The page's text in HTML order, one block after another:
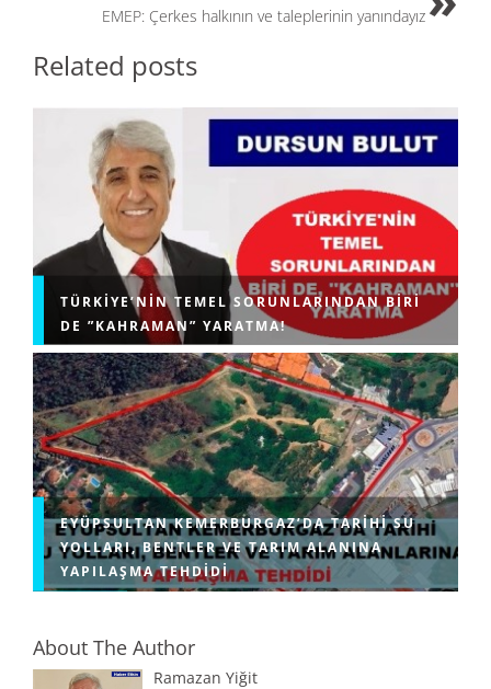
EMEP: Çerkes halkının ve taleplerinin yanındayız
Related posts
TÜRKIYE’NIN TEMEL SORUNLARINDAN BIRI
DE ”KAHRAMAN” YARATMA!
EYÜPSULTAN KEMERBURGAZ’DA TARIHI SU
YOLLARI, BENTLER VE TARIM ALANINA
YAPILAŞMA TEHDIDI
About The Author
Ramazan Yiğit